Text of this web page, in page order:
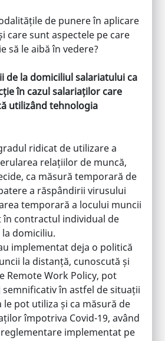
de punere în aplicare
care sunt aspectele pe care
să le aibă în vedere?
de la domiciliul salariatului ca
în cazul salariaților care
utilizând tehnologia
ridicat de utilizare a
relațiilor de muncă,
ca măsură temporară de
a răspândirii virusului
temporară a locului muncii
în contractul individual de
domiciliu.
implementat deja o politică
la distanță, cunoscută și
Remote Work Policy, pot
în astfel de situații
le pot utiliza și ca măsură de
împotriva Covid-19, având
implementat pe